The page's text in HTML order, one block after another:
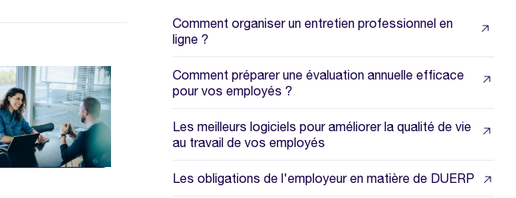
Comment organiser un entretien professionnel en
ligne ?
Comment préparer une évaluation annuelle efficace
pour vos employés ?
Les meilleurs logiciels pour améliorer la qualité de vie
au travail de vos employés
Les obligations de l'employeur en matière de DUERP